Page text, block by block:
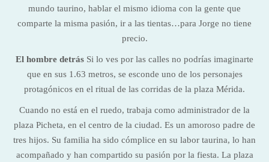
mundo taurino, hablar el mismo idioma con la gente que
comparte la misma pasión, ir a las tientas…para Jorge no tiene
precio.
El hombre detrás Si lo ves por las calles no podrías imaginarte
que en sus 1.63 metros, se esconde uno de los personajes
protagónicos en el ritual de las corridas de la plaza Mérida.
Cuando no está en el ruedo, trabaja como administrador de la
plaza Picheta, en el centro de la ciudad. Es un amoroso padre de
tres hijos. Su familia ha sido cómplice en su labor taurina, lo han
acompañado y han compartido su pasión por la fiesta. La plaza